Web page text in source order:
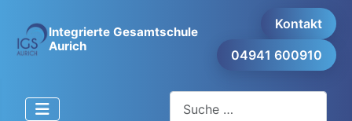
Integrierte Gesamtschule
Aurich
Kontakt
04941 600910